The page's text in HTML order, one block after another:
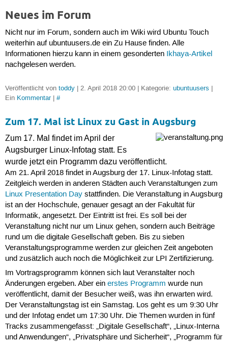
Neues im Forum
Nicht nur im Forum, sondern auch im Wiki wird Ubuntu Touch
weiterhin auf ubuntuusers.de ein Zu Hause finden. Alle
Informationen hierzu kann in einem gesonderten Ikhaya-Artikel
nachgelesen werden.
Veröffentlicht von toddy| 2. April 2018 20:00 | Kategorie: ubuntuusers |
Ein Kommentar| #
Zum 17. Mal ist Linux zu Gast in Augsburg
Zum 17. Mal findet im April der
Augsburger Linux-Infotag statt. Es
wurde jetzt ein Programm dazu veröffentlicht.
Am 21. April 2018 findet in Augsburg der 17. Linux-Infotag statt.
Zeitgleich werden in anderen Städten auch Veranstaltungen zum
Linux Presentation Daystattfinden. Die Veranstaltung in Augsburg
ist an der Hochschule, genauer gesagt an der Fakultät für
Informatik, angesetzt. Der Eintritt ist frei. Es soll bei der
Veranstaltung nicht nur um Linux gehen, sondern auch Beiträge
rund um die digitale Gesellschaft geben. Bis zu sieben
Veranstaltungsprogramme werden zur gleichen Zeit angeboten
und zusätzlich auch noch die Möglichkeit zur LPI Zertifizierung.
Im Vortragsprogramm können sich laut Veranstalter noch
Änderungen ergeben. Aber ein erstes Programm wurde nun
veröffentlicht, damit der Besucher weiß, was ihn erwarten wird.
Der Veranstaltungstag ist ein Samstag. Los geht es um 9:30 Uhr
und der Infotag endet um 17:30 Uhr. Die Themen wurden in fünf
Tracks zusammengefasst: „Digitale Gesellschaft“, „Linux-Interna
und Anwendungen“, „Privatsphäre und Sicherheit“, „Programm für